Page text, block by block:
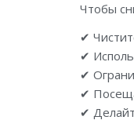
Чтобы
✔
✔
✔
✔
✔